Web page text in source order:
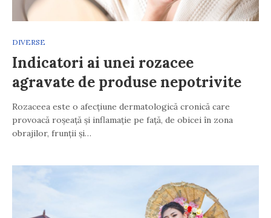
DIVERSE
Indicatori ai unei rozacee
agravate de produse nepotrivite
Rozaceea este o afecțiune dermatologică cronică care
provoacă roșeață și inflamație pe față, de obicei în zona
obrajilor, frunții și…